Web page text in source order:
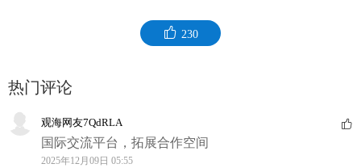
230
热门评论
观海网友7QdRLA
国际交流平台，拓展合作空间
2025年12月09日 05:55